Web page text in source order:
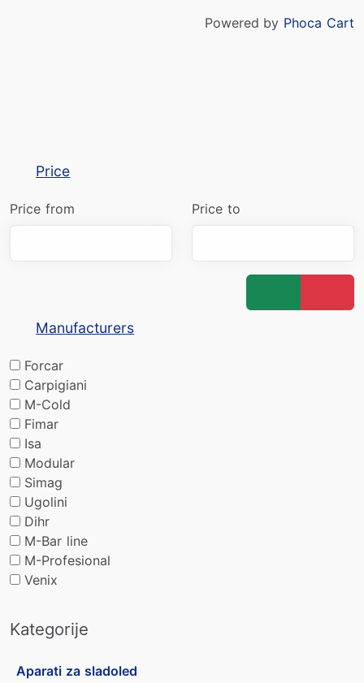
Price
Price from Price to
Manufacturers
Forcar
Carpigiani
M-Cold
Fimar
Isa
Modular
Simag
Ugolini
Dihr
M-Bar line
M-Profesional
Venix
Kategorije
Aparati za sladoled
Powered by Phoca Cart